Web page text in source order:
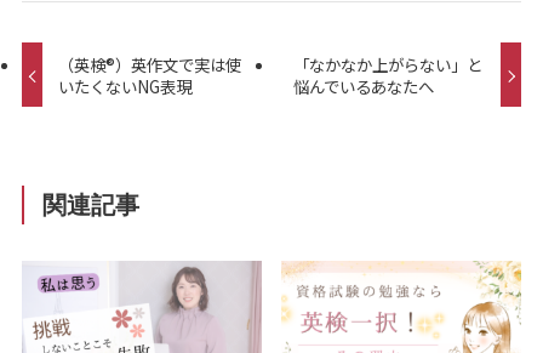
（英検®）英作文で実は使
いたくないNG表現
「なかなか上がらない」と
悩んでいるあなたへ
関連記事